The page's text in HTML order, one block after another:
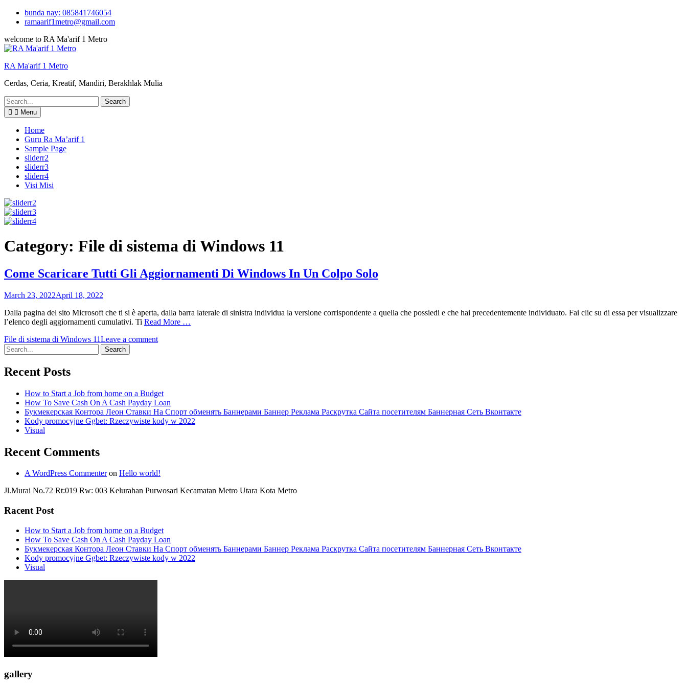
Skip
bunda nay: 085841746054
ramaarif1metro@gmail.com
welcome to RA Ma'arif 1 Metro
RA Ma'arif 1 Metro
Cerdas, Ceria, Kreatif, Mandiri, Berakhlak Mulia
Search
for:
Menu
Home
Guru Ra Ma’arif 1
Sample Page
sliderr2
sliderr3
sliderr4
Visi Misi
Category: File di sistema di Windows 11
Come Scaricare Tutti Gli Aggiornamenti Di Windows In Un Colpo Solo
March 23, 2022April 18, 2022
Dalla pagina del sito Microsoft che ti si è aperta, dalla barra laterale di sinistra individua la versione corrispondente a quella che possiedi e che hai precedentemente individuato. Fai clic su di essa per visualizzare
l’elenco degli aggiornamenti cumulativi. Ti Read More …
File di sistema di Windows 11Leave a comment
Search
for:
Recent Posts
How to Start a Job from home on a Budget
How To Save Cash On A Cash Payday Loan
Букмекерская Контора Леон Ставки На Спорт обменять Баннерами Баннер Реклама Раскрутка Сайта посетителям Баннерная Сеть Вконтакте
Kody promocyjne Ggbet: Rzeczywiste kody w 2022
Visual
Recent Comments
A WordPress Commenteron Hello world!
Jl.Murai No.72 Rt:019 Rw: 003 Kelurahan Purwosari Kecamatan Metro Utara Kota Metro
Racent Post
How to Start a Job from home on a Budget
How To Save Cash On A Cash Payday Loan
Букмекерская Контора Леон Ставки На Спорт обменять Баннерами Баннер Реклама Раскрутка Сайта посетителям Баннерная Сеть Вконтакте
Kody promocyjne Ggbet: Rzeczywiste kody w 2022
Visual
gallery